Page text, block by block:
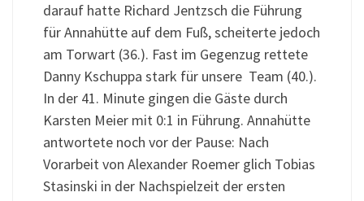
darauf hatte Richard Jentzsch die Führung
für Annahütte auf dem Fuß, scheiterte jedoch
am Torwart (36.). Fast im Gegenzug rettete
Danny Kschuppa stark für unsere Team (40.).
In der 41. Minute gingen die Gäste durch
Karsten Meier mit 0:1 in Führung. Annahütte
antwortete noch vor der Pause: Nach
Vorarbeit von Alexander Roemer glich Tobias
Stasinski in der Nachspielzeit der ersten